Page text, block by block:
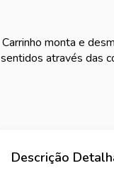
Carrinho monta e
sentidos através das
Descrição